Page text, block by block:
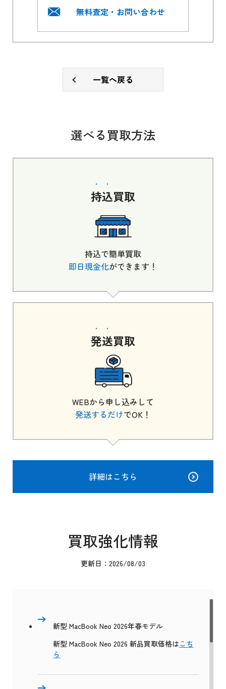
無料査定・お問い合わせ
一覧へ戻る
選べる買取方法
持込買取
持込で簡単買取
即日現金化ができます！
発送買取
WEBから申し込みして
発送するだけでOK！
詳細はこちら
買取強化情報
更新日：2026/08/03
新型 MacBook Neo 2026年春モデル
新型 MacBook Neo 2026 新品買取価格はこち
ら